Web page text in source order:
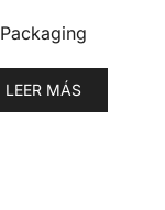
Packaging
LEER MÁS